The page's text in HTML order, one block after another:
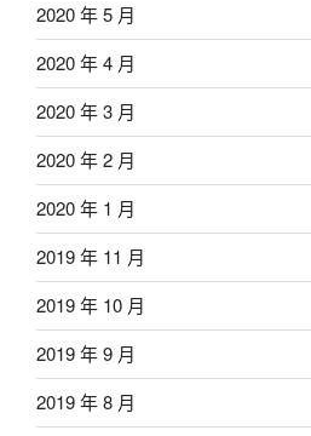
2020 年 5 月
2020 年 4 月
2020 年 3 月
2020 年 2 月
2020 年 1 月
2019 年 11 月
2019 年 10 月
2019 年 9 月
2019 年 8 月